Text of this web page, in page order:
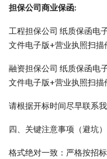
担保公司商业保函:
工程担保公司 纸质保函电
文件电子版+营业执照扫描
融资担保公司 纸质保函电
文件电子版+营业执照扫描
请根据开标时间尽早联系
四、关键注意事项（避坑）
格式绝对一致：严格按招